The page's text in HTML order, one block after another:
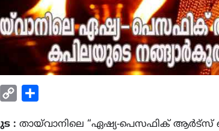
TwitterCopy
: തായ്‌വാനിലെ “ഏഷ്യ-പെസഫിക് ആർട്സ്